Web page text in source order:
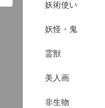
妖術使い
妖怪・鬼
霊獣
美人画
非生物